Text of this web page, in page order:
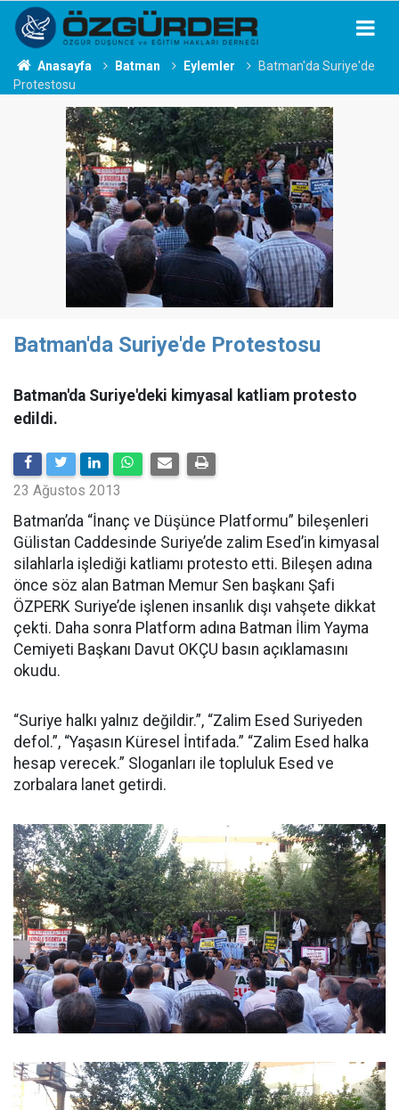
Anasayfa Batman Eylemler
Batman'da Suriye'de
Protestosu
Batman'da Suriye'de Protestosu
Batman'da Suriye'deki kimyasal katliam protesto
edildi.
23 Ağustos 2013
Batman’da “İnanç ve Düşünce Platformu” bileşenleri
Gülistan Caddesinde Suriye’de zalim Esed’in kimyasal
silahlarla işlediği katliamı protesto etti. Bileşen adına
önce söz alan Batman Memur Sen başkanı Şafi
ÖZPERK Suriye’de işlenen insanlık dışı vahşete dikkat
çekti. Daha sonra Platform adına Batman İlim Yayma
Cemiyeti Başkanı Davut OKÇU basın açıklamasını
okudu.
“Suriye halkı yalnız değildir.”, “Zalim Esed Suriyeden
defol.”, “Yaşasın Küresel İntifada.” “Zalim Esed halka
hesap verecek.” Sloganları ile topluluk Esed ve
zorbalara lanet getirdi.